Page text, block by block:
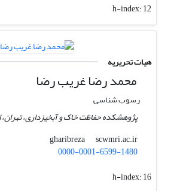
h-index:12
هیات تحریریه
محمد رضا غریب رضا
رسوب شناسی
پژوهشکده حفاظت خاک و آبخیزداری، تهران،
gharibreza
scwmri.ac.ir
0000-0001-6599-1480
h-index:16